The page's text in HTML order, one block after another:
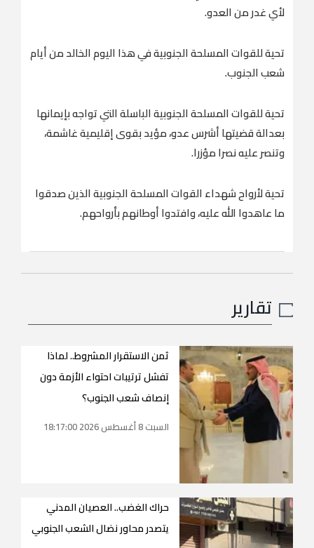
لأي غدر من العدو.
تحية للقوات المسلحة الجنوبية في هذا اليوم الخالد من أيام
شعب الجنوب.
تحية للقوات المسلحة الجنوبية الباسلة التي تواجه بإيمانها
بعدالة قضيتها أشرس عدو، مؤيد بقوى إقليمية غاشمة،
وتنصر عليه نصرا مؤزرا.
تحية لأرواح شهداء القوات المسلحة الجنوبية الذين صدقوا
ما عاهدوا الله عليه، وافتدوا أوطانهم بأرواحهم.
تقارير
ثمن الاستقرار المشروط.. لماذا
تفشل ترتيبات احتواء الأزمة دون
إنصاف شعب الجنوب؟
السبت 8 أغسطس 2026 18:17:00
حراك الغضب.. العصيان المدني
يتصدر محاور نضال الشعب الجنوبي